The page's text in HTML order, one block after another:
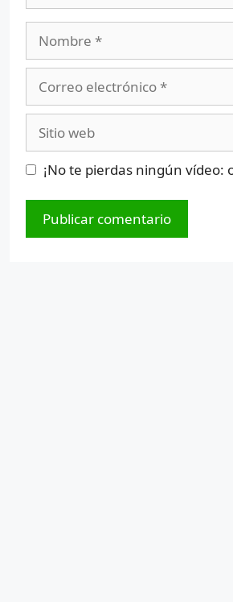
electrónico
web
¡No te pierdas ningún vídeo: